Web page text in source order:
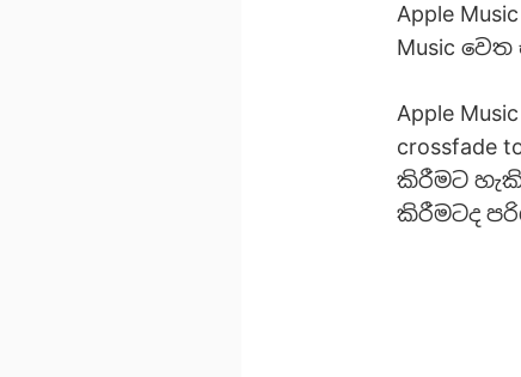
Apple
Music
Apple
crossfade
කිරීමට
කිරීමටද